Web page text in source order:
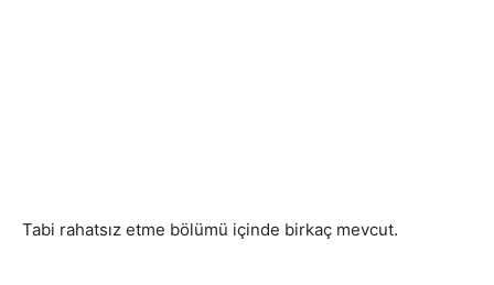
Tabi rahatsız etme bölümü içinde birkaç mevcut.